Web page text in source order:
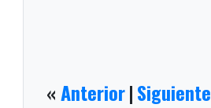
«Anterior|Siguiente